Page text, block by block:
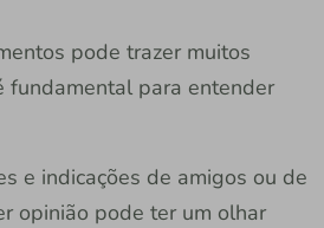
pode trazer muitos
fundamental para entender
e indicações de amigos ou de
opinião pode ter um olhar